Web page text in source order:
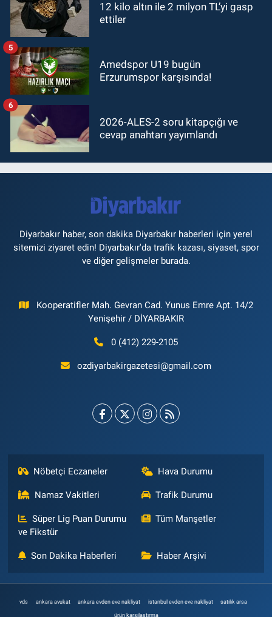
12 kilo altın ile 2 milyon TL’yi gasp
ettiler
Amedspor U19 bugün
Erzurumspor karşısında!
5
2026-ALES-2 soru kitapçığı ve
cevap anahtarı yayımlandı
6
Diyarbakır haber, son dakika Diyarbakır haberleri için yerel
sitemizi ziyaret edin! Diyarbakır'da trafik kazası, siyaset, spor
ve diğer gelişmeler burada.
Kooperatifler Mah. Gevran Cad. Yunus Emre Apt. 14/2
Yenişehir / DİYARBAKIR
0 (412) 229-2105
ozdiyarbakirgazetesi@gmail.com
Nöbetçi Eczaneler Hava Durumu
Namaz Vakitleri Trafik Durumu
Süper Lig Puan Durumu
ve Fikstür
Tüm Manşetler
Son Dakika Haberleri Haber Arşivi
vds ankara avukat ankara evden eve nakliyat istanbul evden eve nakliyat satılık arsa
ürün karşılaştırma